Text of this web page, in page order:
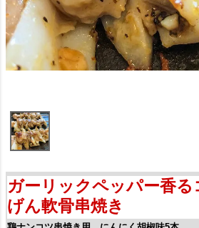
ガーリックペッパー香
げん軟骨串焼き